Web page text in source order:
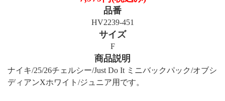
品番
HV2239-451
サイズ
F
商品説明
ナイキ/25/26チェルシー/Just Do It ミニバックパック/オブシ
ディアンXホワイト/ジュニア用です。